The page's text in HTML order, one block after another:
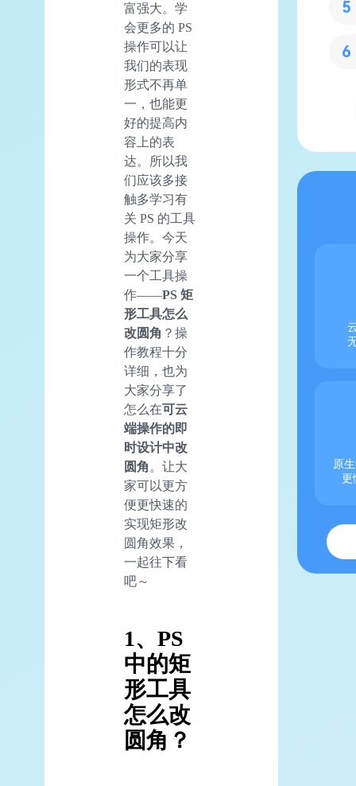
富强大。学
会更多的 PS
操作可以让
我们的表现
形式不再单
一，也能更
好的提高内
容上的表
达。所以我
们应该多接
触多学习有
关 PS 的工具
操作。今天
为大家分享
一个工具操
作——PS 矩
形工具怎么
改圆角 ？操
作教程十分
详细，也为
大家分享了
怎么在可云
端操作的即
时设计中改
圆角 。让大
家可以更方
便更快速的
实现矩形改
圆角效果，
一起往下看
吧～
1、PS
中的矩
形工具
怎么改
圆角？
原
更